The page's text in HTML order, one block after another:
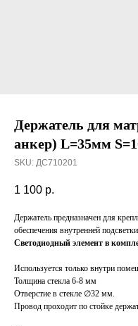
Держатель для
анкер) L=35мм
SKU: ДС710201
1 100 р.
Держатель предназначен для
обеспечения внутренней
Светодиодный элемент в
Используется только внутри
Толщина стекла 6-8 мм
Отверстие в стекле ∅32 мм.
Провод проходит по стойке